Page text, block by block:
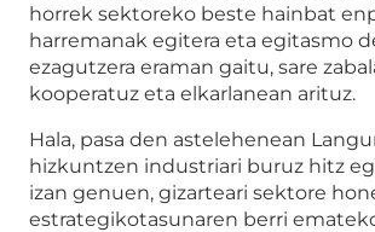
horrek sektoreko beste hainbat
harremanak egitera eta egitasmo
ezagutzera eraman gaitu, sare
kooperatuz eta elkarlanean arituz.
Hala, pasa den astelehenean
hizkuntzen industriari buruz hitz
izan genuen, gizarteari sektore
estrategikotasunaren berri